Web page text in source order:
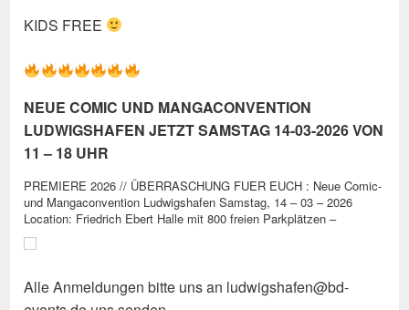
KIDS FREE
NEUE COMIC UND MANGACONVENTION
LUDWIGSHAFEN JETZT SAMSTAG 14-03-2026 VON
11 – 18 UHR
PREMIERE 2026 // ÜBERRASCHUNG FUER EUCH : Neue Comic-
und Mangaconvention Ludwigshafen Samstag, 14 – 03 – 2026
Location: Friedrich Ebert Halle mit 800 freien Parkplätzen –
Alle Anmeldungen bitte uns an ludwigshafen@bd-